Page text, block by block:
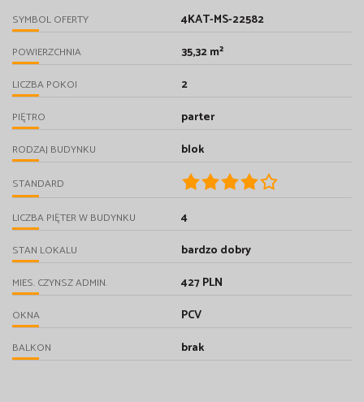
SYMBOL OFERTY 4KAT-MS-22582
POWIERZCHNIA 35,32 m²
LICZBA POKOI 2
PIĘTRO parter
RODZAJ BUDYNKU blok
STANDARD
LICZBA PIĘTER W BUDYNKU 4
STAN LOKALU bardzo dobry
MIES. CZYNSZ ADMIN. 427 PLN
OKNA PCV
BALKON brak